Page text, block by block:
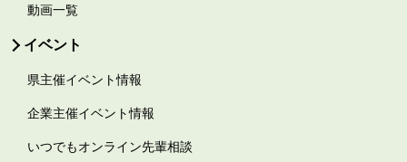
動画一覧
イベント
県主催イベント情報
企業主催イベント情報
いつでもオンライン先輩相談